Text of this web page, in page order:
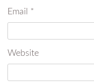
Email *
Website